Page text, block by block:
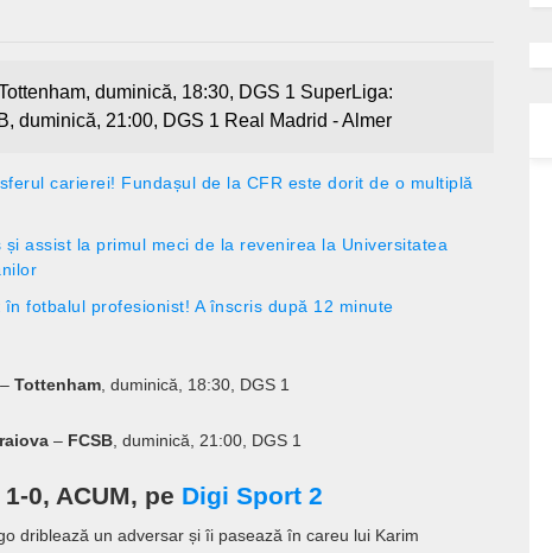
duminică, 18:30, DGS 1 SuperLiga:
duminică, 21:00, DGS 1 Real Madrid - Almer
carierei! Fundașul de la CFR este dorit de o multiplă
assist la primul meci de la revenirea la Universitatea
în fotbalul profesionist! A înscris după 12 minute
– Tottenham, duminică, 18:30, DGS 1
– FCSB, duminică, 21:00, DGS 1
0, ACUM, pe Digi Sport 2
driblează un adversar și îi pasează în careu lui Karim